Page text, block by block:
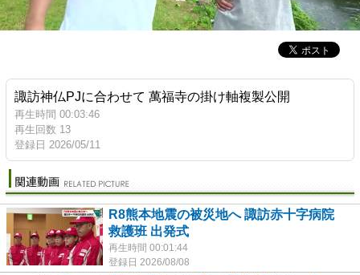
諏訪神仏PJに合わせて 萬福寺の掛け軸複製公開
再生時間 00:03:46
再生回数 13
登録日 2026/05/11
R8熊本地震の被災地へ 諏訪赤十字病院
救護班 出発式
再生時間 00:01:44
登録日 2026/08/08